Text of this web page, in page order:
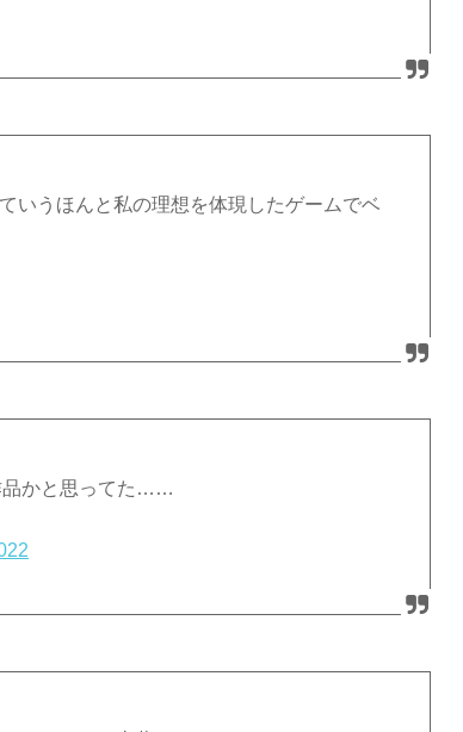
いうほんと私の理想を体現したゲームでベ
品かと思ってた……